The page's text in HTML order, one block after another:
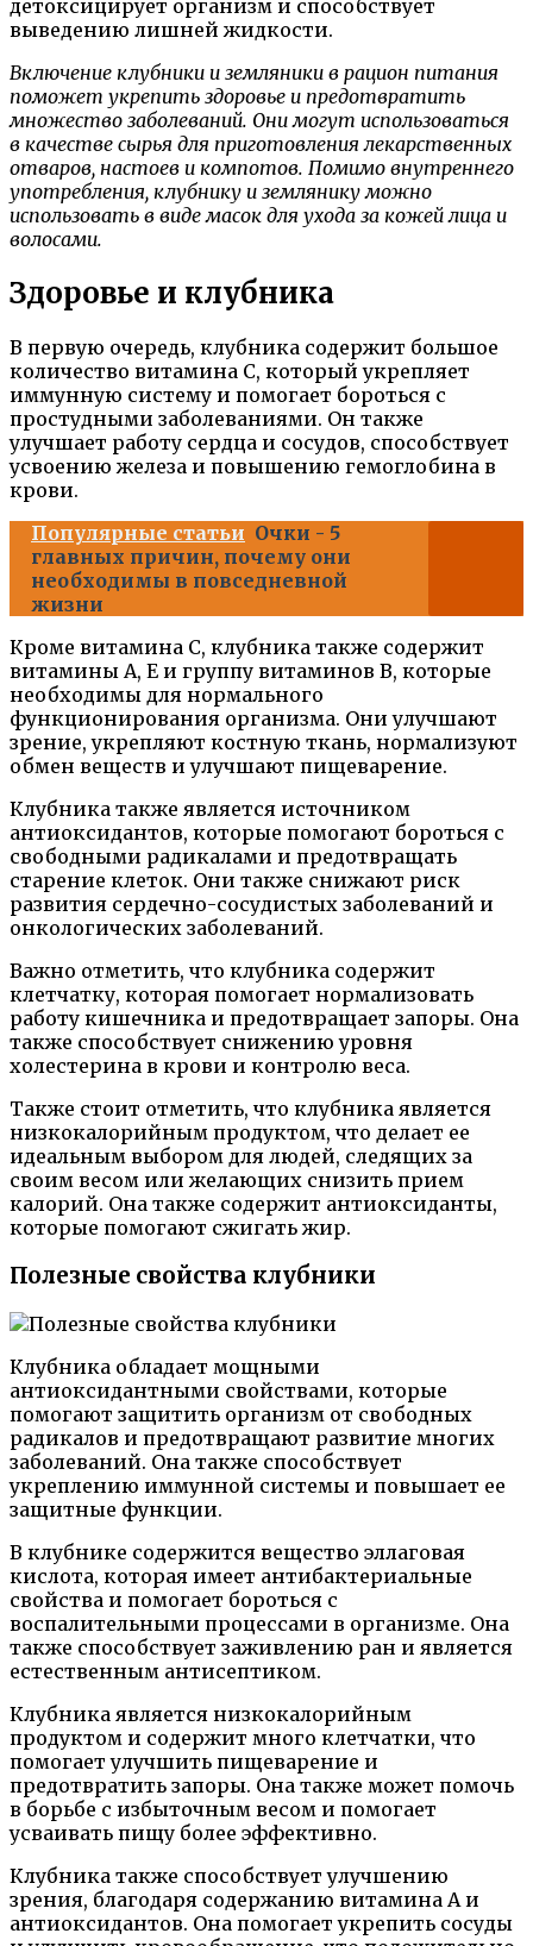
детоксицирует организм и способствует
выведению лишней жидкости.
Включение клубники и земляники в рацион питания
поможет укрепить здоровье и предотвратить
множество заболеваний. Они могут использоваться
в качестве сырья для приготовления лекарственных
отваров, настоев и компотов. Помимо внутреннего
употребления, клубнику и землянику можно
использовать в виде масок для ухода за кожей лица и
волосами.
Здоровье и клубника
В первую очередь, клубника содержит большое
количество витамина C, который укрепляет
иммунную систему и помогает бороться с
простудными заболеваниями. Он также
улучшает работу сердца и сосудов, способствует
усвоению железа и повышению гемоглобина в
крови.
Популярные статьи Очки - 5
главных причин, почему они
необходимы в повседневной
жизни
Кроме витамина C, клубника также содержит
витамины A, E и группу витаминов B, которые
необходимы для нормального
функционирования организма. Они улучшают
зрение, укрепляют костную ткань, нормализуют
обмен веществ и улучшают пищеварение.
Клубника также является источником
антиоксидантов, которые помогают бороться с
свободными радикалами и предотвращать
старение клеток. Они также снижают риск
развития сердечно-сосудистых заболеваний и
онкологических заболеваний.
Важно отметить, что клубника содержит
клетчатку, которая помогает нормализовать
работу кишечника и предотвращает запоры. Она
также способствует снижению уровня
холестерина в крови и контролю веса.
Также стоит отметить, что клубника является
низкокалорийным продуктом, что делает ее
идеальным выбором для людей, следящих за
своим весом или желающих снизить прием
калорий. Она также содержит антиоксиданты,
которые помогают сжигать жир.
Полезные свойства клубники
Клубника обладает мощными
антиоксидантными свойствами, которые
помогают защитить организм от свободных
радикалов и предотвращают развитие многих
заболеваний. Она также способствует
укреплению иммунной системы и повышает ее
защитные функции.
В клубнике содержится вещество эллаговая
кислота, которая имеет антибактериальные
свойства и помогает бороться с
воспалительными процессами в организме. Она
также способствует заживлению ран и является
естественным антисептиком.
Клубника является низкокалорийным
продуктом и содержит много клетчатки, что
помогает улучшить пищеварение и
предотвратить запоры. Она также может помочь
в борьбе с избыточным весом и помогает
усваивать пищу более эффективно.
Клубника также способствует улучшению
зрения, благодаря содержанию витамина А и
антиоксидантов. Она помогает укрепить сосуды